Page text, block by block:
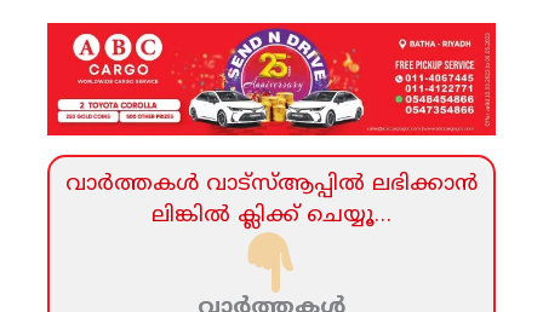
വാര്‍ത്തകള്‍ വാട്‌സ്‌ആപ്പില്‍ ലഭിക്കാന്‍
ലിങ്കില്‍ ക്ലിക്ക്‌ ചെയ്യൂ…